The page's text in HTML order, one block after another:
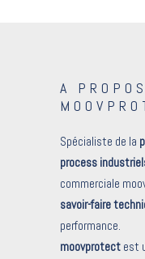
A
Spécialiste de la
process
commerciale
savoir-faire
performance.
moovprotect est